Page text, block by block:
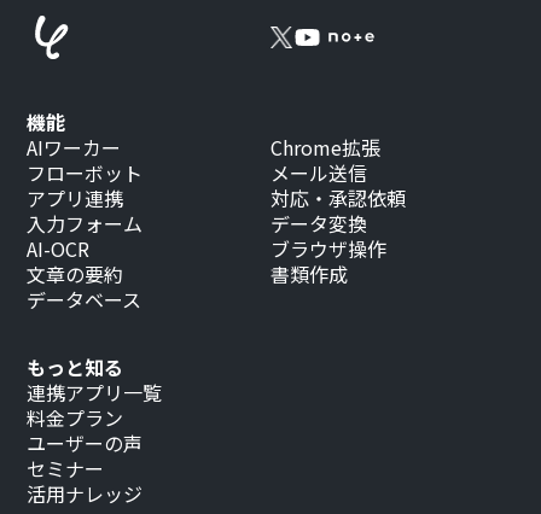
もっと知る
連携アプリ一覧
料金プラン
ユーザーの声
セミナー
活用ナレッジ
機能
AIワーカー
フローボット
アプリ連携
入力フォーム
AI-OCR
文章の要約
データベース
Chrome拡張
メール送信
対応・承認依頼
データ変換
ブラウザ操作
書類作成